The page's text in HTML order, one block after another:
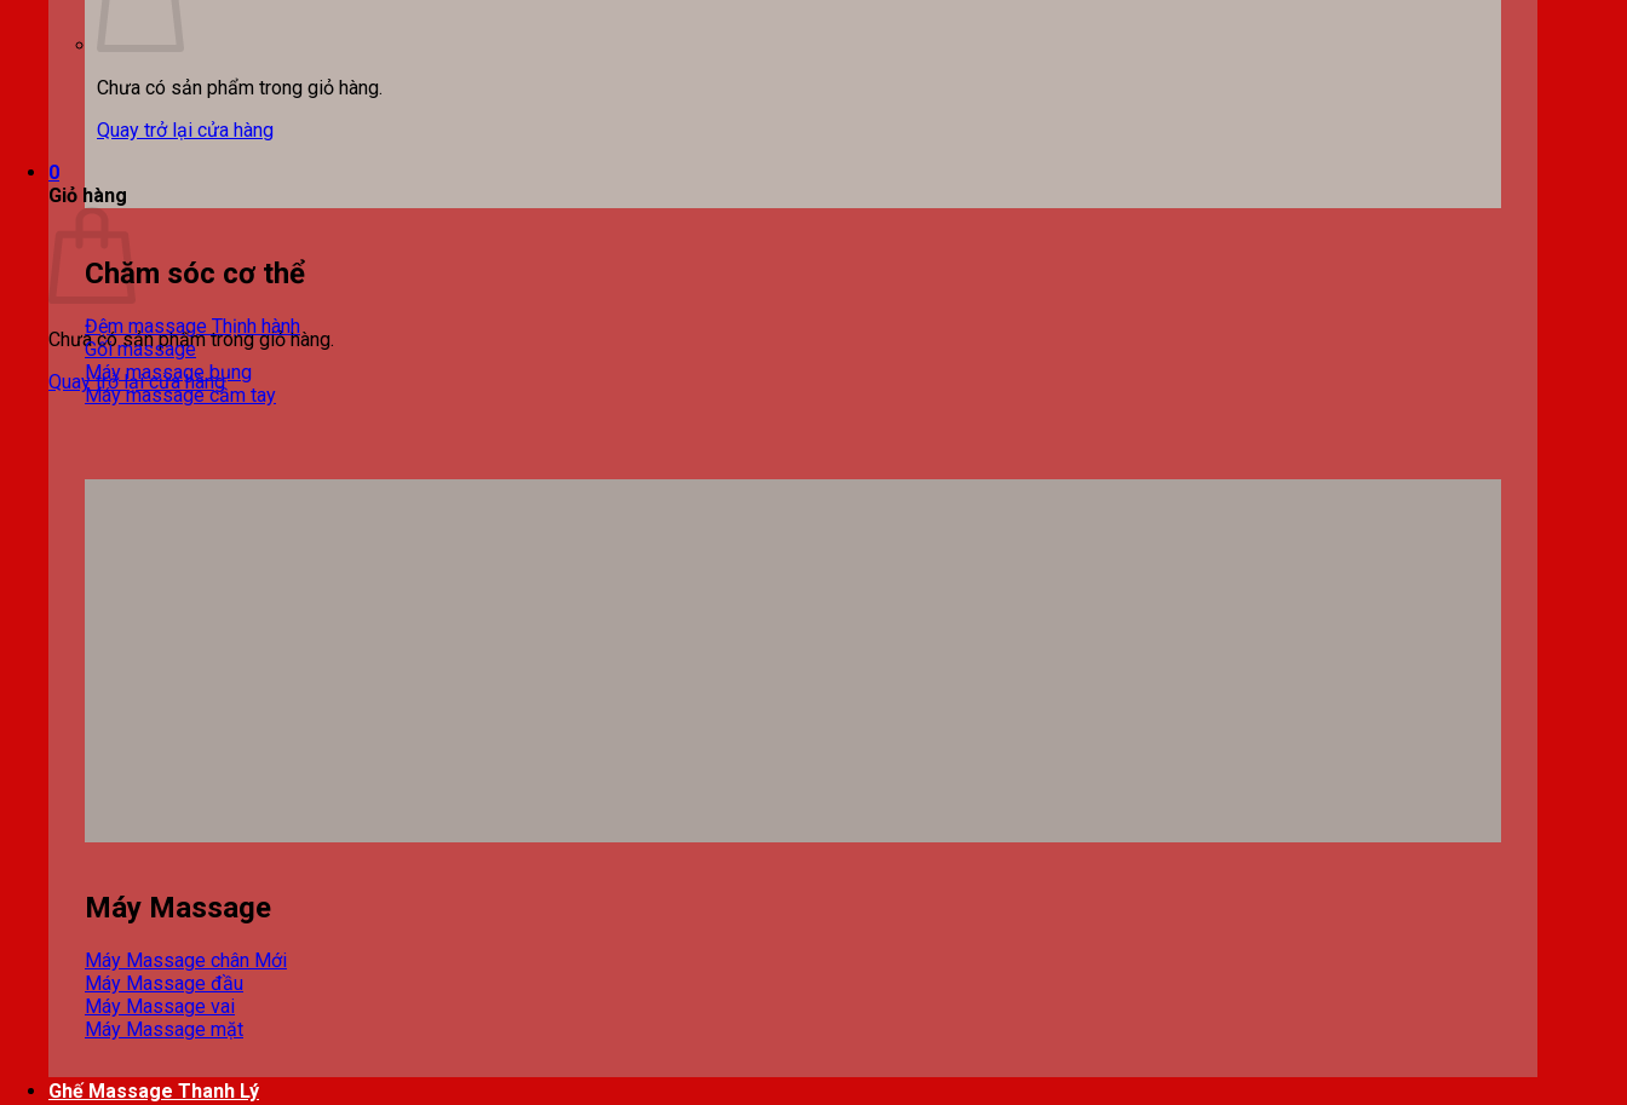
Chưa có sản phẩm trong giỏ hàng.
Quay trở lại cửa hàng
0
Giỏ hàng
Chưa có sản phẩm trong giỏ hàng.
Quay trở lại cửa hàng
Chăm sóc cơ thể
Đệm massage
Gối massage
Máy massage bụng
Máy massage cầm tay
Máy Massage
Máy Massage chân
Máy Massage đầu
Máy Massage vai
Máy Massage mặt
Ghế Massage Thanh Lý